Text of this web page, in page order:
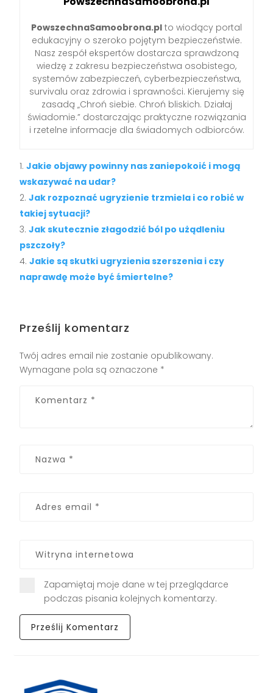
PowszechnaSamoobrona.pl to wiodący portal
edukacyjny o szeroko pojętym bezpieczeństwie.
Nasz zespół ekspertów dostarcza sprawdzoną
wiedzę z zakresu bezpieczeństwa osobistego,
systemów zabezpieczeń, cyberbezpieczeństwa,
survivalu oraz zdrowia i sprawności. Kierujemy się
zasadą „Chroń siebie. Chroń bliskich. Działaj
świadomie.” dostarczając praktyczne rozwiązania
i rzetelne informacje dla świadomych odbiorców.
Jakie objawy powinny nas zaniepokoić i mogą
wskazywać na udar?
Jak rozpoznać ugryzienie trzmiela i co robić w
takiej sytuacji?
Jak skutecznie złagodzić ból po użądleniu
pszczoły?
Jakie są skutki ugryzienia szerszenia i czy
naprawdę może być śmiertelne?
Prześlij komentarz
Twój adres email nie zostanie opublikowany.
Wymagane pola są oznaczone *
Zapamiętaj moje dane w tej przeglądarce
podczas pisania kolejnych komentarzy.